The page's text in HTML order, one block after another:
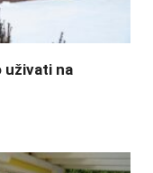
uživati na